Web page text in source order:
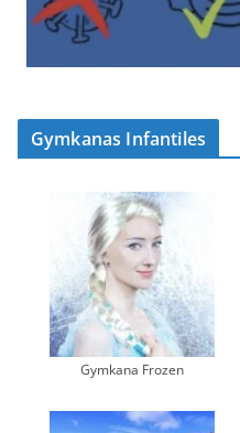
Gymkanas Infantiles
Gymkana Frozen